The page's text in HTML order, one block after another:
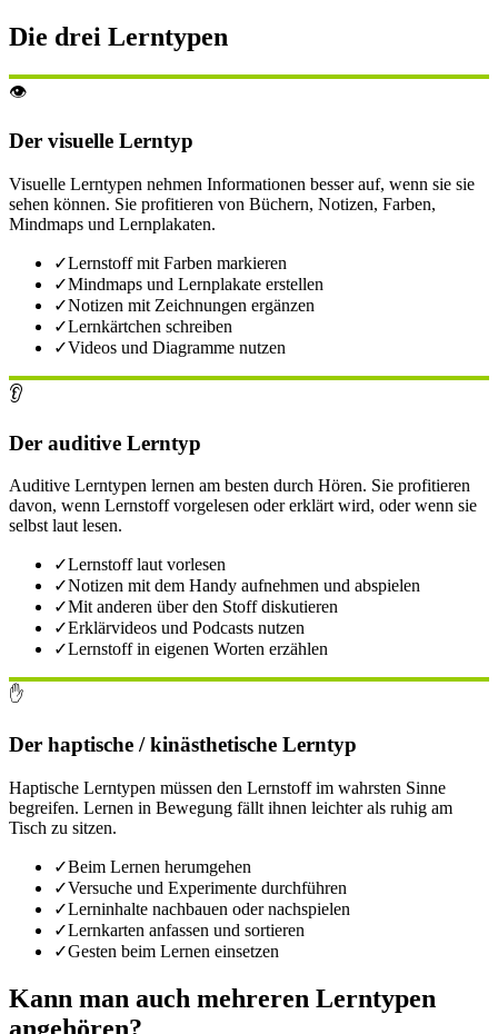
Die drei Lerntypen
👁️
Der visuelle Lerntyp
Visuelle Lerntypen nehmen Informationen besser auf, wenn sie sie
sehen können. Sie profitieren von Büchern, Notizen, Farben,
Mindmaps und Lernplakaten.
✓Lernstoff mit Farben markieren
✓Mindmaps und Lernplakate erstellen
✓Notizen mit Zeichnungen ergänzen
✓Lernkärtchen schreiben
✓Videos und Diagramme nutzen
👂
Der auditive Lerntyp
Auditive Lerntypen lernen am besten durch Hören. Sie profitieren
davon, wenn Lernstoff vorgelesen oder erklärt wird, oder wenn sie
selbst laut lesen.
✓Lernstoff laut vorlesen
✓Notizen mit dem Handy aufnehmen und abspielen
✓Mit anderen über den Stoff diskutieren
✓Erklärvideos und Podcasts nutzen
✓Lernstoff in eigenen Worten erzählen
✋
Der haptische / kinästhetische Lerntyp
Haptische Lerntypen müssen den Lernstoff im wahrsten Sinne
begreifen. Lernen in Bewegung fällt ihnen leichter als ruhig am
Tisch zu sitzen.
✓Beim Lernen herumgehen
✓Versuche und Experimente durchführen
✓Lerninhalte nachbauen oder nachspielen
✓Lernkarten anfassen und sortieren
✓Gesten beim Lernen einsetzen
Kann man auch mehreren Lerntypen
angehören?